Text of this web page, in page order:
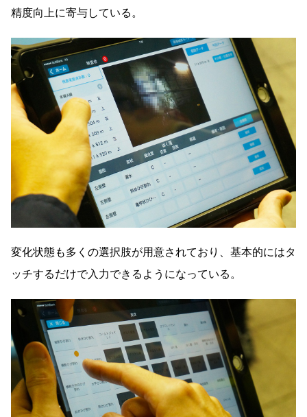
精度向上に寄与している。
変化状態も多くの選択肢が用意されており、基本的にはタ
ッチするだけで入力できるようになっている。